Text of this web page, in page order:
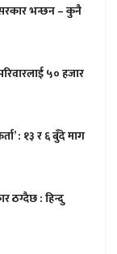
सरकार भन्छन – कुनै
५० हजार
: १३ र ६ बुँदे माग
ठग्दैछ : हिन्दु